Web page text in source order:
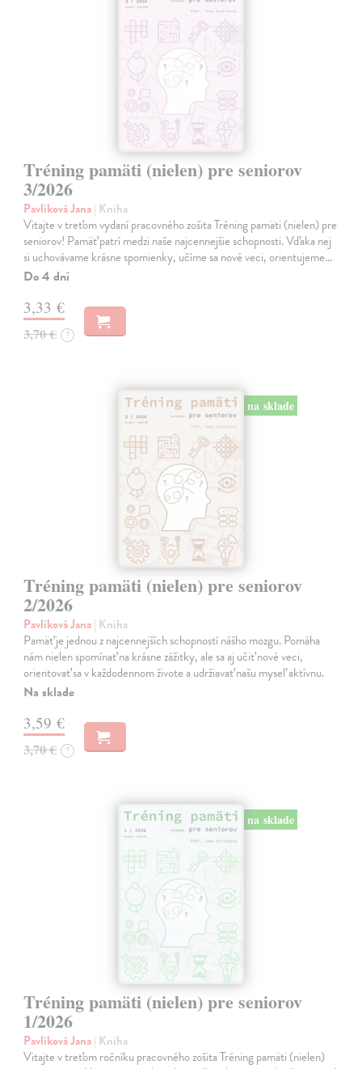
Tréning pamäti (nielen) pre seniorov
3/2026
Pavlíková Jana| Kniha
Vitajte v treťom vydaní pracovného zošita Tréning pamäti (nielen) pre
seniorov! Pamäť patrí medzi naše najcennejšie schopnosti. Vďaka nej
si uchovávame krásne spomienky, učíme sa nové veci, orientujeme…
Do 4 dní
3,33 €
3,70 € ?
na sklade
Tréning pamäti (nielen) pre seniorov
2/2026
Pavlíková Jana| Kniha
Pamäť je jednou z najcennejších schopností nášho mozgu. Pomáha
nám nielen spomínať na krásne zážitky, ale sa aj učiť nové veci,
orientovať sa v každodennom živote a udržiavať našu myseľ aktívnu.
Na sklade
3,59 €
3,70 € ?
na sklade
Tréning pamäti (nielen) pre seniorov
1/2026
Pavlíková Jana| Kniha
Vitajte v treťom ročníku pracovného zošita Tréning pamäti (nielen)